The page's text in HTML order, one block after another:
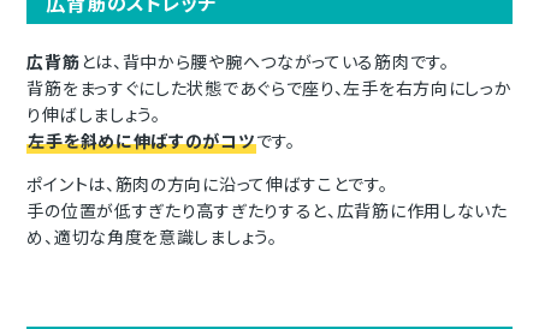
広背筋とは、背中から腰や腕へつながっている筋肉です。
背筋をまっすぐにした状態であぐらで座り、左手を右方向にしっか
り伸ばしましょう。
左手を斜めに伸ばすのがコツです。
ポイントは、筋肉の方向に沿って伸ばすことです。
手の位置が低すぎたり高すぎたりすると、広背筋に作用しないた
め、適切な角度を意識しましょう。